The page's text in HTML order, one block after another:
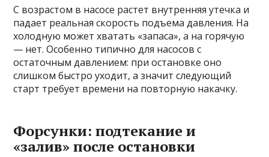
С возрастом в насосе растет внутренняя утечка и
падает реальная скорость подъема давления. На
холодную может хватать «запаса», а на горячую
— нет. Особенно типично для насосов с
остаточным давлением: при остановке оно
слишком быстро уходит, а значит следующий
старт требует времени на повторную накачку.
Форсунки: подтекание и
«залив» после остановки